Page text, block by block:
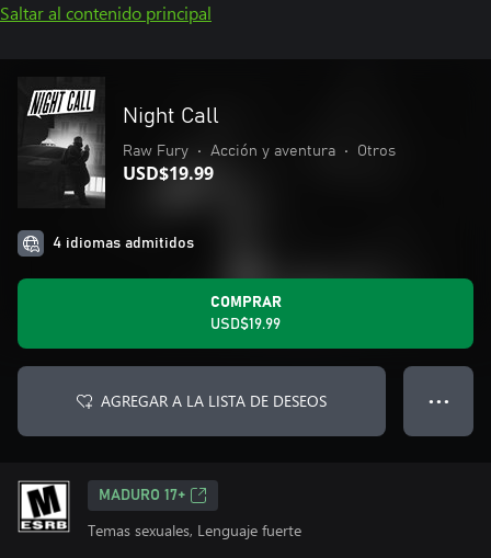
Saltar al contenido principal
Night Call
Raw Fury • Acción y aventura • Otros
USD$19.99
4 idiomas admitidos
COMPRAR
USD$19.99
AGREGAR A LA LISTA DE DESEOS ● ● ●
MADURO 17+
Temas sexuales, Lenguaje fuerte